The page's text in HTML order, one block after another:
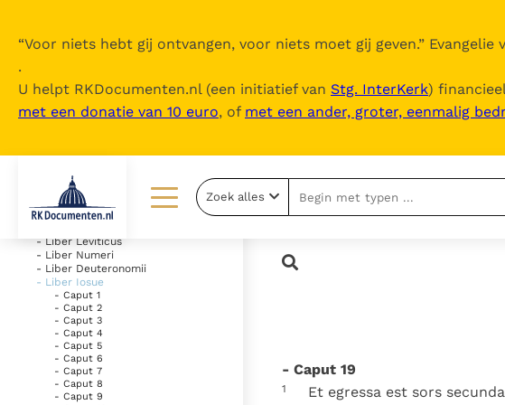
“Voor niets hebt gij ontvangen, voor niets moet gij geven.” Evangelie
.
U helpt RKDocumenten.nl (een initiatief van Stg. InterKerk)
met een donatie van 10 euro, of met een ander, groter, eenmalig
Lezen
Documenten
Thema’s
Berichten
Over ons
Over RK Documenten
Nieuwsbrief
parel van
Gods
Zoek alles
uitklappen
- Vetus Testamentum
- Liber Genesis
- Liber Leviticus
- Liber Numeri
- Liber Deuteronomii
- Liber Iosue
- Caput 1
- Caput 2
- Caput 3
- Caput 4
- Caput 5
- Caput 6
- Caput 7
- Caput 8
- Caput 9
- Caput 19
1 Et egressa est sors